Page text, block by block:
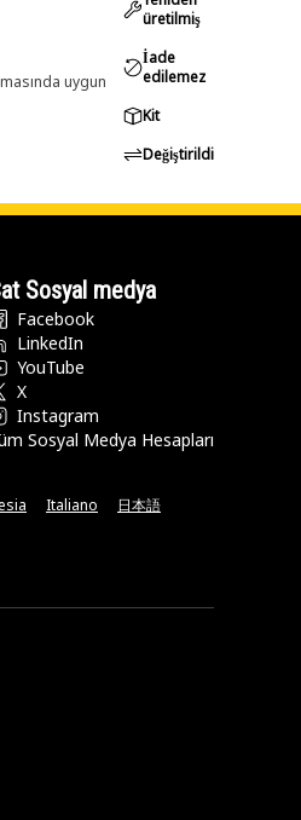
uygun
üretilmiş
İade
edilemez
Kit
Değiştirildi
Sosyal medya
Facebook
LinkedIn
YouTube
X
Instagram
Sosyal Medya Hesapları
Italiano 日本語